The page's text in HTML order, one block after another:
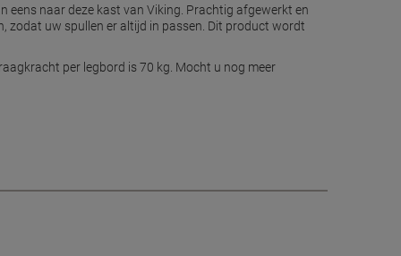
eens naar deze kast van Viking. Prachtig afgewerkt en
zodat uw spullen er altijd in passen. Dit product wordt
per legbord is 70 kg. Mocht u nog meer